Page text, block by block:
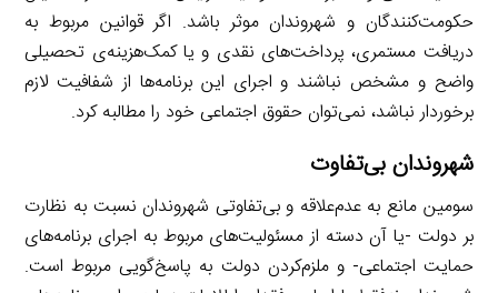
حکومت‌کنندگان و شهروندان موثر باشد. اگر قوانین مربوط به
دریافت مستمری، پرداخت‌های نقدی و یا کمک‌هزینه‌ی تحصیلی
واضح و مشخص نباشند و اجرای این برنامه‌ها از شفافیت لازم
برخوردار نباشد، نمی‌توان حقوق اجتماعی خود را مطالبه کرد.
شهروندان بی‌تفاوت
سومین مانع به عدم‌علاقه و بی‌تفاوتی شهروندان نسبت به نظارت
بر دولت -یا آن دسته از مسئولیت‌های مربوط به اجرای برنامه‌های
حمایت اجتماعی- و ملزم‌کردن دولت به پاسخ‌گویی مربوط است.